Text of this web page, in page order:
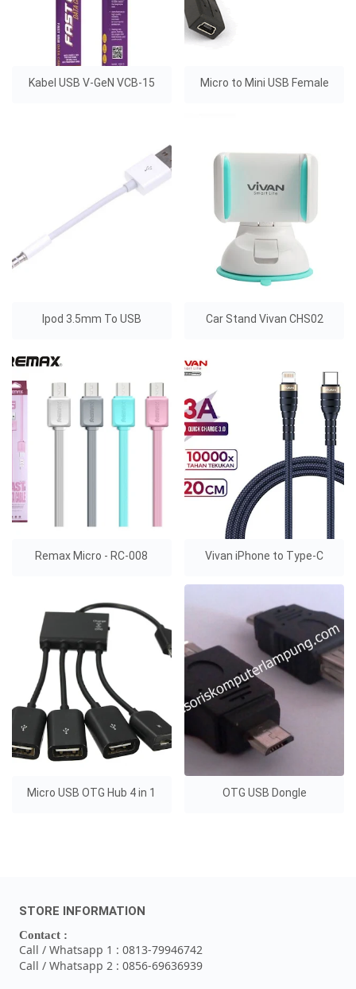
Kabel USB V-GeN VCB-15 Micro to Mini USB Female
Ipod 3.5mm To USB Car Stand Vivan CHS02
Remax Micro - RC-008 Vivan iPhone to Type-C
Micro USB OTG Hub 4 in 1 OTG USB Dongle
STORE INFORMATION
Contact :
Call / Whatsapp 1 : 0813-79946742
Call / Whatsapp 2 : 0856-69636939